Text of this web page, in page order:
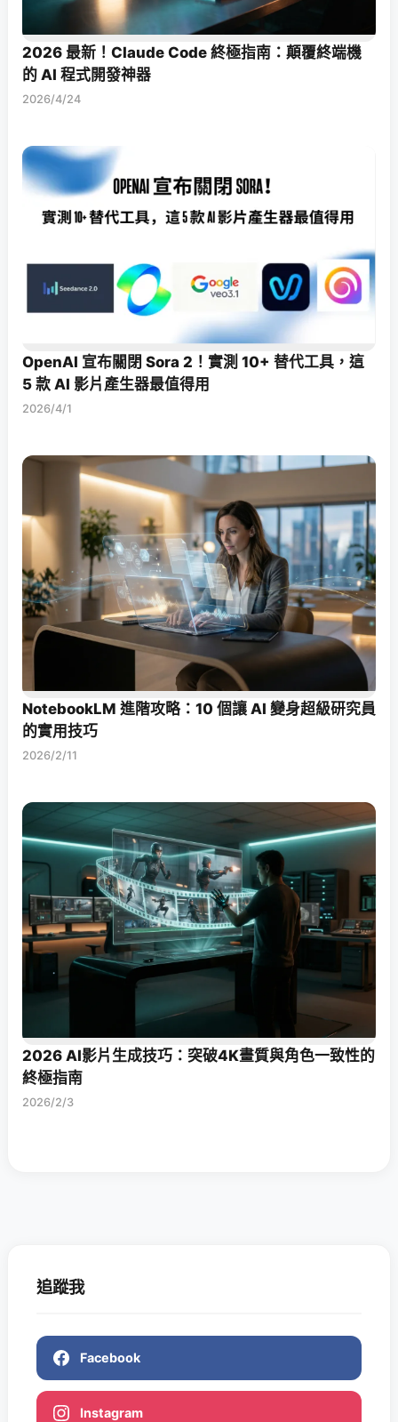
2026 最新！Claude Code 終極指南：顛覆終端機
的 AI 程式開發神器
2026/4/24
OpenAI 宣布關閉 Sora 2！實測 10+ 替代工具，這
5 款 AI 影片產生器最值得用
2026/4/1
NotebookLM 進階攻略：10 個讓 AI 變身超級研究員
的實用技巧
2026/2/11
2026 AI影片生成技巧：突破4K畫質與角色一致性的
終極指南
2026/2/3
追蹤我
Facebook
Instagram